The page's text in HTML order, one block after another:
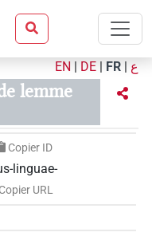
EN | DE | FR | ع
lemme
Copier ID
linguae-
Copier URL